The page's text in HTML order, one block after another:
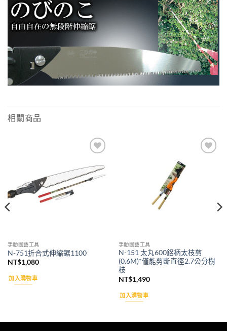
相關商品
wishlist
手動園藝工具
N-751折合式伸縮鋸1100
NT$1,080
加入購物車
手動園藝工具
N-151 太丸600鋁柄太枝剪
(0.6M)*僅能剪斷直徑2.7公分樹
枝
NT$1,490
加入購物車